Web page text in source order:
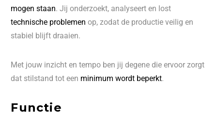
mogen staan. Jij onderzoekt, analyseert en lost
technische problemen op, zodat de productie veilig en
stabiel blijft draaien.
Met jouw inzicht en tempo ben jij degene die ervoor zorgt
dat stilstand tot een minimum wordt beperkt.
Functie